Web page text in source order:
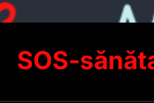
SOS-